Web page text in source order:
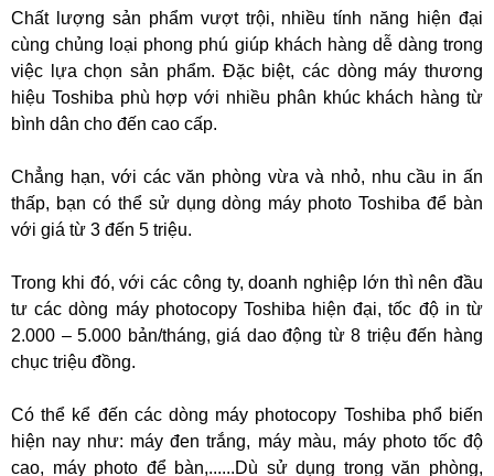
Chất lượng sản phẩm vượt trội, nhiều tính năng hiện đại
cùng chủng loại phong phú giúp khách hàng dễ dàng trong
việc lựa chọn sản phẩm. Đặc biệt, các dòng máy thương
hiệu Toshiba phù hợp với nhiều phân khúc khách hàng từ
bình dân cho đến cao cấp.
Chẳng hạn, với các văn phòng vừa và nhỏ, nhu cầu in ấn
thấp, bạn có thể sử dụng dòng máy photo Toshiba để bàn
với giá từ 3 đến 5 triệu.
Trong khi đó, với các công ty, doanh nghiệp lớn thì nên đầu
tư các dòng máy photocopy Toshiba hiện đại, tốc độ in từ
2.000 – 5.000 bản/tháng, giá dao động từ 8 triệu đến hàng
chục triệu đồng.
Có thể kể đến các dòng máy photocopy Toshiba phổ biến
hiện nay như: máy đen trắng, máy màu, máy photo tốc độ
cao, máy photo để bàn,......Dù sử dụng trong văn phòng,